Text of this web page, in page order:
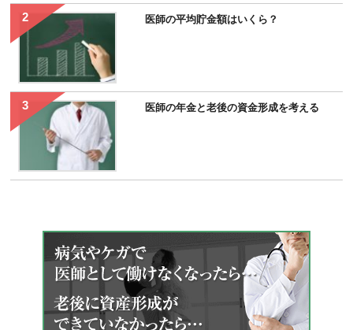
医師の平均貯金額はいくら？
医師の年金と老後の資金形成を考える